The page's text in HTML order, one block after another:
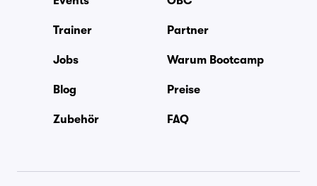
Trainer Partner
Jobs Warum Bootcamp
Blog Preise
Zubehör FAQ